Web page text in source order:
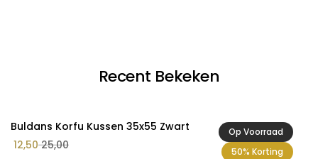
Recent Bekeken
Op Voorraad
50% Korting
Buldans Korfu Kussen 35x55 Zwart
12,5025,00